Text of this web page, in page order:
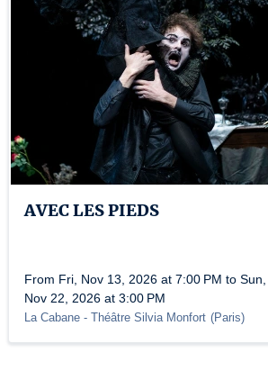
AVEC LES PIEDS
From Fri, Nov 13, 2026 at 7:00 PM to Sun,
Nov 22, 2026 at 3:00 PM
La Cabane - Théâtre Silvia Monfort (Paris)